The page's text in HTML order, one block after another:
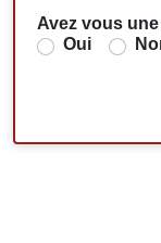
Avez vous
Oui